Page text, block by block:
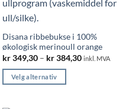
Disana ribbebukse i 100%
økologisk merinoull orange
kr349,30 – kr384,30Price
inkl. MVA
Velg alternativ